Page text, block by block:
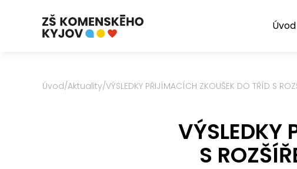
Úvod
Úvod/Aktuality/VÝSLEDKY PŘIJÍMACÍCH ZKOUŠEK DO TŘÍD S
VÝSLEDKY
S